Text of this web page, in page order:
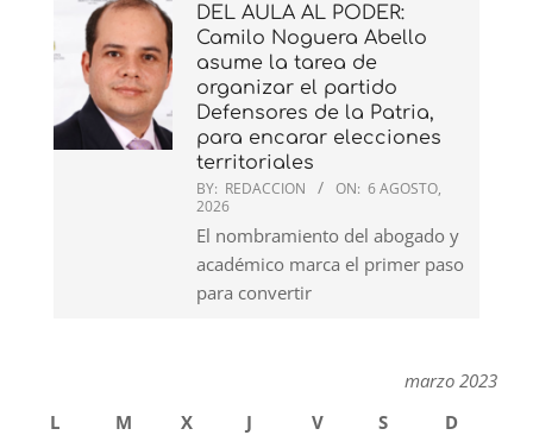
DEL AULA AL PODER:
Camilo Noguera Abello
asume la tarea de
organizar el partido
Defensores de la Patria,
para encarar elecciones
territoriales
BY: REDACCION ON: 6 AGOSTO,
2026
El nombramiento del abogado y
académico marca el primer paso
para convertir
marzo 2023
L
M X J V S
D